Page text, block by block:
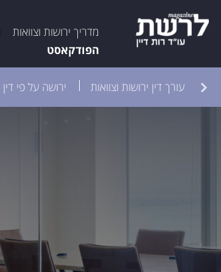
מדריך ירושות וצוואות
הפודקאסט
עורך דין ירושות וצוואות ירושה על פי דין